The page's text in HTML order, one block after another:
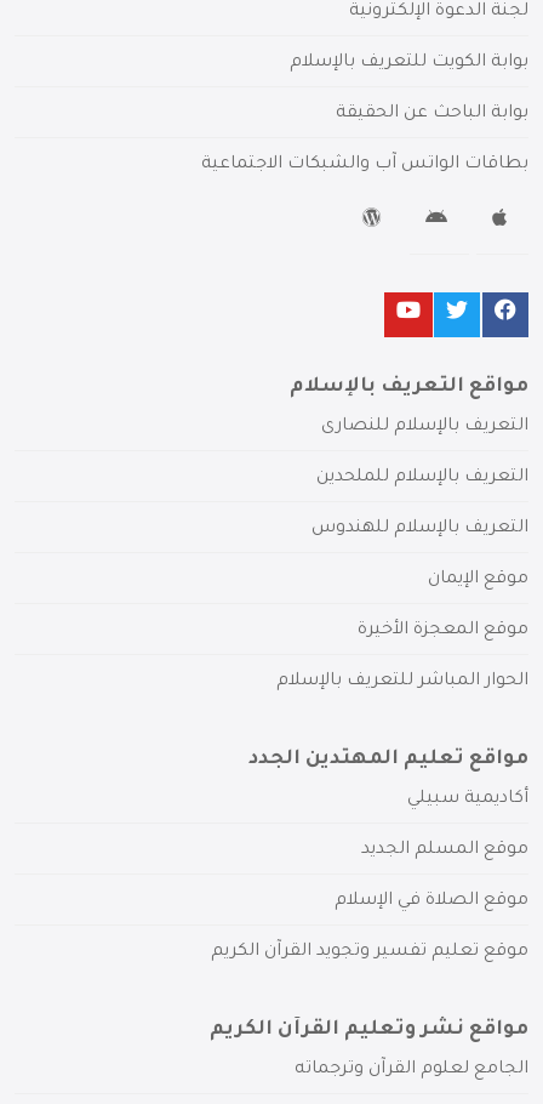
لجنة الدعوة الإلكترونية
بوابة الكويت للتعريف بالإسلام
بوابة الباحث عن الحقيقة
بطاقات الواتس آب والشبكات الاجتماعية
مواقع التعريف بالإسلام
التعريف بالإسلام للنصارى
التعريف بالإسلام للملحدين
التعريف بالإسلام للهندوس
موقع الإيمان
موقع المعجزة الأخيرة
الحوار المباشر للتعريف بالإسلام
مواقع تعليم المهتدين الجدد
أكاديمية سبيلي
موقع المسلم الجديد
موقع الصلاة في الإسلام
موقع تعليم تفسير وتجويد القرآن الكريم
مواقع نشر وتعليم القرآن الكريم
الجامع لعلوم القرآن وترجماته